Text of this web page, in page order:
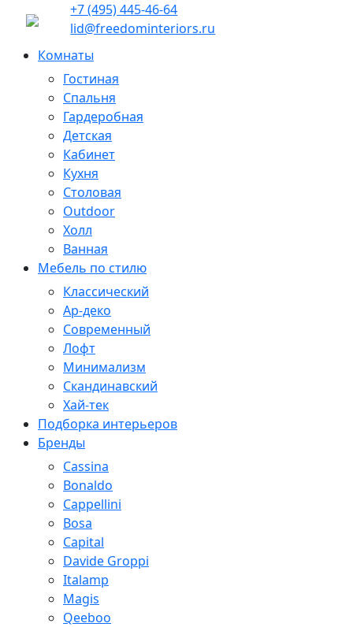
+7 (495) 445-46-64
lid@freedominteriors.ru
Комнаты
Гостиная
Спальня
Гардеробная
Детская
Кабинет
Кухня
Столовая
Outdoor
Холл
Ванная
Мебель по стилю
Классический
Ар-деко
Современный
Лофт
Минимализм
Скандинавский
Хай-тек
Подборка интерьеров
Бренды
Cassina
Bonaldo
Cappellini
Bosa
Capital
Davide Groppi
Italamp
Magis
Qeeboo